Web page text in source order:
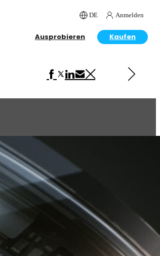
DE Anmelden
Ausprobieren Kaufen
Camera lenses